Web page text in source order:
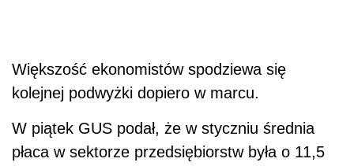
Większość ekonomistów spodziewa się
kolejnej podwyżki dopiero w marcu.
W piątek GUS podał, że w styczniu średnia
płaca w sektorze przedsiębiorstw była o 11,5